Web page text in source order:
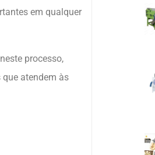
em qualquer
processo,
atendem às